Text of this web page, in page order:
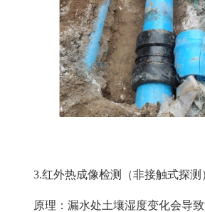
3.红外热成像检测（非接触式探测
原理：漏水处土壤湿度变化会导致